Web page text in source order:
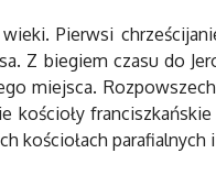
Pierwsi
Z biegiem czasu do
miejsca.
franciszkańskie
kościołach parafialnych